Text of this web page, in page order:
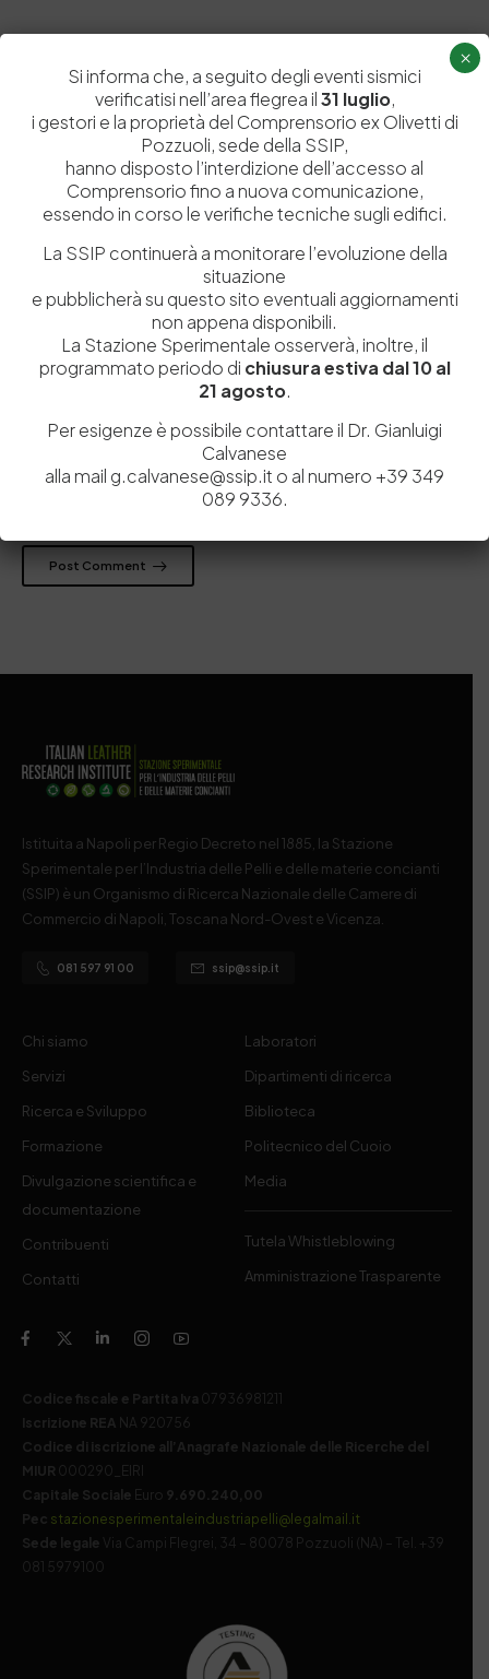
Lascia un commento
Il tuo indirizzo email non sarà pubblicato. I campi obbligatori sono
Salva il mio nome, email e sito web in questo browser per la
prossima volta che commento.
Post Comment
Istituita a Napoli per Regio Decreto nel 1885, la Stazione
Sperimentale per l’Industria delle Pelli e delle materie concianti
(SSIP) è un Organismo di Ricerca Nazionale delle Camere di
Commercio di Napoli, Toscana Nord-Ovest e Vicenza.
081 597 91 00 ssip@ssip.it
Chi siamo
Servizi
Ricerca e Sviluppo
Formazione
Divulgazione scientifica e
documentazione
Contribuenti
Contatti
Laboratori
Dipartimenti di ricerca
Biblioteca
Politecnico del Cuoio
Media
Tutela Whistleblowing
Amministrazione Trasparente
Codice fiscale e Partita Iva 07936981211
Iscrizione REA NA 920756
Codice di iscrizione all’Anagrafe Nazionale delle Ricerche del
MIUR 000290_EIRI
Capitale Sociale Euro 9.690.240,00
Pec stazionesperimentaleindustriapelli@legalmail.it
Sede legale
Via Campi Flegrei, 34 – 80078 Pozzuoli (NA) – Tel. +39
081 5979100
Si informa che, a seguito degli eventi sismici
verificatisi nell’area flegrea il31 luglio,
i gestori e la proprietà del Comprensorio ex Olivetti di
Pozzuoli, sede della SSIP,
hanno disposto l’interdizione dell’accesso al
Comprensorio fino a nuova comunicazione,
essendo in corso le verifiche tecniche sugli edifici.
La SSIP continuerà a monitorare l’evoluzione della
situazione
e pubblicherà su questo sito eventuali aggiornamenti
non appena disponibili.
La Stazione Sperimentale osserverà, inoltre, il
programmato periodo di chiusura estiva dal 10 al
21 agosto.
Per esigenze è possibile contattare il Dr. Gianluigi
Calvanese
alla mail g.calvanese@ssip.it o al numero +39 349
089 9336.
×